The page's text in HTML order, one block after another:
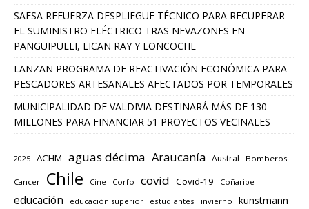
SAESA REFUERZA DESPLIEGUE TÉCNICO PARA RECUPERAR
EL SUMINISTRO ELÉCTRICO TRAS NEVAZONES EN
PANGUIPULLI, LICAN RAY Y LONCOCHE
LANZAN PROGRAMA DE REACTIVACIÓN ECONÓMICA PARA
PESCADORES ARTESANALES AFECTADOS POR TEMPORALES
MUNICIPALIDAD DE VALDIVIA DESTINARÁ MÁS DE 130
MILLONES PARA FINANCIAR 51 PROYECTOS VECINALES
2025 ACHM aguas décima Araucanía Austral Bomberos
Cancer Chile Cine Corfo covid Covid-19 Coñaripe
educación educación superior estudiantes invierno kunstmann